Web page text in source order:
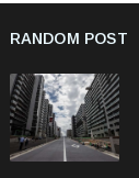
RANDOM POST